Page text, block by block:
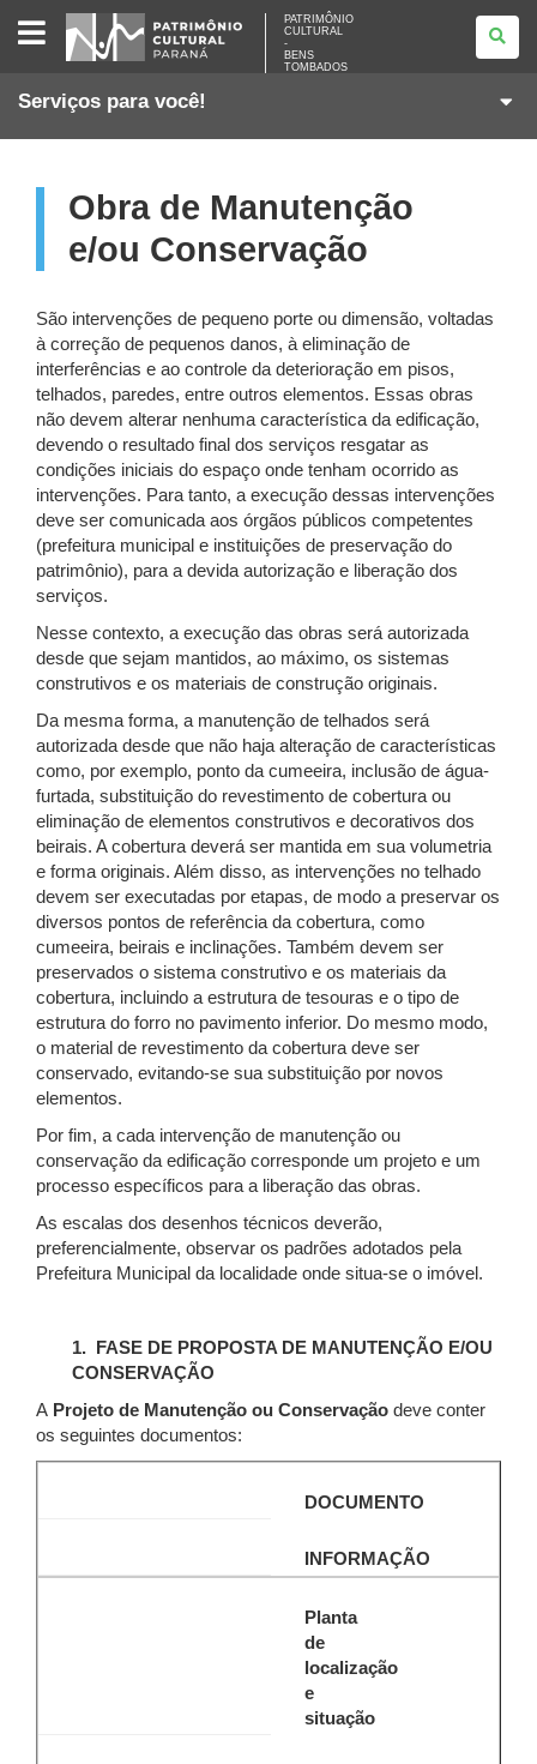
PATRIMÔNIO
CULTURAL
PATRIMÔNIO
CULTURAL
-
BENS
TOMBADOS
Serviços para você!
Obra de Manutenção
e/ou Conservação
São intervenções de pequeno porte ou dimensão, voltadas
à correção de pequenos danos, à eliminação de
interferências e ao controle da deterioração em pisos,
telhados, paredes, entre outros elementos. Essas obras
não devem alterar nenhuma característica da edificação,
devendo o resultado final dos serviços resgatar as
condições iniciais do espaço onde tenham ocorrido as
intervenções. Para tanto, a execução dessas intervenções
deve ser comunicada aos órgãos públicos competentes
(prefeitura municipal e instituições de preservação do
patrimônio), para a devida autorização e liberação dos
serviços.
Nesse contexto, a execução das obras será autorizada
desde que sejam mantidos, ao máximo, os sistemas
construtivos e os materiais de construção originais.
Da mesma forma, a manutenção de telhados será
autorizada desde que não haja alteração de características
como, por exemplo, ponto da cumeeira, inclusão de água-
furtada, substituição do revestimento de cobertura ou
eliminação de elementos construtivos e decorativos dos
beirais. A cobertura deverá ser mantida em sua volumetria
e forma originais. Além disso, as intervenções no telhado
devem ser executadas por etapas, de modo a preservar os
diversos pontos de referência da cobertura, como
cumeeira, beirais e inclinações. Também devem ser
preservados o sistema construtivo e os materiais da
cobertura, incluindo a estrutura de tesouras e o tipo de
estrutura do forro no pavimento inferior. Do mesmo modo,
o material de revestimento da cobertura deve ser
conservado, evitando-se sua substituição por novos
elementos.
Por fim, a cada intervenção de manutenção ou
conservação da edificação corresponde um projeto e um
processo específicos para a liberação das obras.
As escalas dos desenhos técnicos deverão,
preferencialmente, observar os padrões adotados pela
Prefeitura Municipal da localidade onde situa-se o imóvel.
1. FASE DE PROPOSTA DE MANUTENÇÃO E/OU
CONSERVAÇÃO
A Projeto de Manutenção ou Conservação deve conter
os seguintes documentos:
DOCUMENTO
INFORMAÇÃO
Planta
de
localização
e
situação